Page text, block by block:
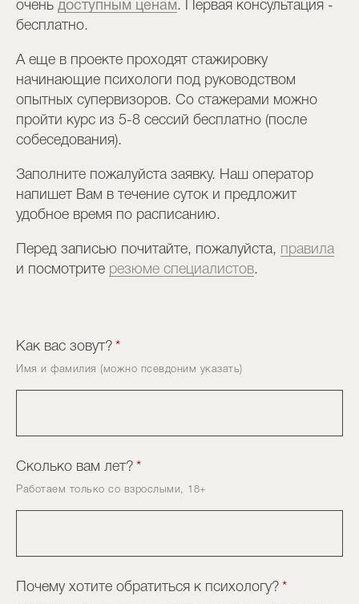
очень доступным ценам. Первая консультация -
бесплатно.
А еще в проекте проходят стажировку
начинающие психологи под руководством
опытных супервизоров. Со стажерами можно
пройти курс из 5-8 сессий бесплатно (после
собеседования).
Заполните пожалуйста заявку. Наш оператор
напишет Вам в течение суток и предложит
удобное время по расписанию.
Перед записью почитайте, пожалуйста, правила
и посмотрите резюме специалистов.
Как вас зовут? *
Имя и фамилия (можно псевдоним указать)
Сколько вам лет? *
Работаем только со взрослыми, 18+
Почему хотите обратиться к психологу? *